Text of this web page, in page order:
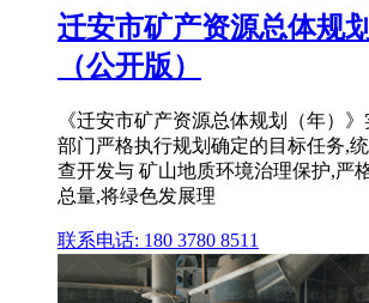
迁安市矿产资源总体规划
（公开版）
《迁安市矿产资源总体规划（年）
部门严格执行规划确定的目标任务,
查开发与 矿山地质环境治理保护,严
总量,将绿色发展理
联系电话: 180 3780 8511